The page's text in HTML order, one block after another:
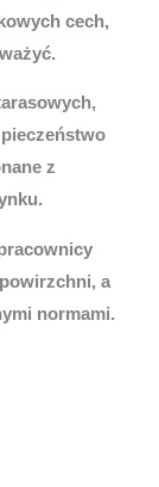
cech,
z
a
normami.